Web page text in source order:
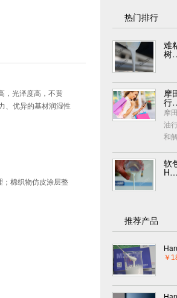
，光泽度高，不黄
、优异的基材润湿性
棉织物仿皮涂层整
热门排行
难
树
摩
行
摩
油
和
软
H…
推荐产品
￥